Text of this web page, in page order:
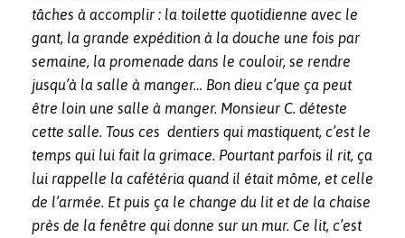
tâches à accomplir : la toilette quotidienne avec le
gant, la grande expédition à la douche une fois par
semaine, la promenade dans le couloir, se rendre
jusqu’à la salle à manger… Bon dieu c’que ça peut
être loin une salle à manger. Monsieur C. déteste
cette salle. Tous ces dentiers qui mastiquent, c’est le
temps qui lui fait la grimace. Pourtant parfois il rit, ça
lui rappelle la cafétéria quand il était môme, et celle
de l’armée. Et puis ça le change du lit et de la chaise
près de la fenêtre qui donne sur un mur. Ce lit, c’est